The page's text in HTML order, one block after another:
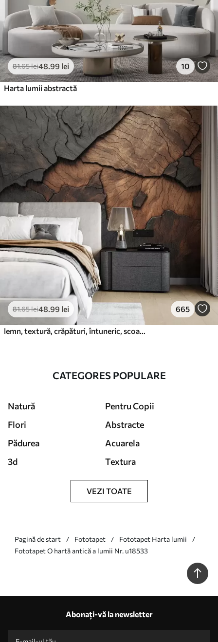
81.65lei48.99 lei 10
Harta lumii abstractă
81.65lei48.99 lei 665
lemn, textură, crăpături, întuneric, scoarță, suprafață
CATEGORES POPULARE
Natură
Pentru Copii
Flori
Abstracte
Pădurea
Acuarela
3d
Textura
VEZI TOATE
Pagină de start Fototapet
Fototapet Harta lumii
Fototapet O hartă antică a lumii Nr. u18533
Abonați-vă la newsletter